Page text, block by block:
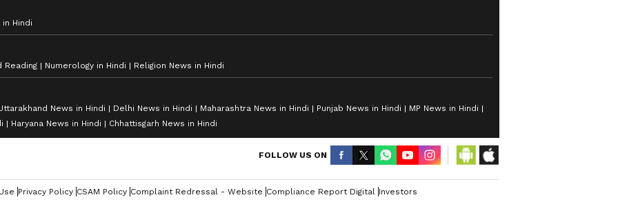
Hindi
Reading Numerology in Hindi Religion News in Hindi
News in Hindi Delhi News in Hindi Maharashtra News in Hindi Punjab News in Hindi
MP News in Hindi
Haryana News in Hindi Chhattisgarh News in Hindi
FOLLOW US ON
Privacy Policy CSAM Policy Complaint Redressal - Website Compliance Report Digital Investors